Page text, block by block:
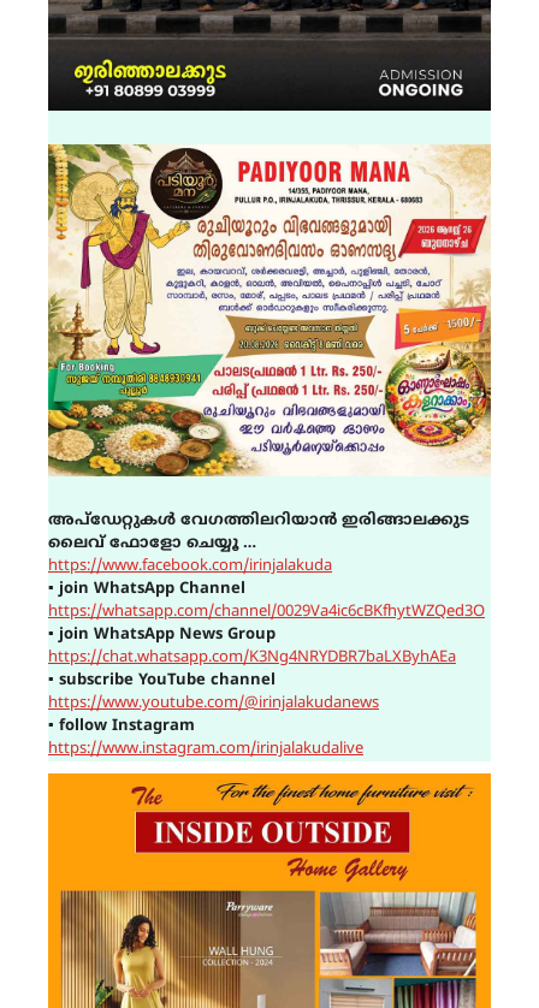
അപ്ഡേറ്റുകൾ വേഗത്തിലറിയാൻ ഇരിങ്ങാലക്കുട
ലൈവ് ഫോളോ ചെയ്യൂ …
https://www.facebook.com/irinjalakuda
▪ join WhatsApp Channel
https://whatsapp.com/channel/0029Va4ic6cBKfhytWZQed3O
▪ join WhatsApp News Group
https://chat.whatsapp.com/K3Ng4NRYDBR7baLXByhAEa
▪ subscribe YouTube channel
https://www.youtube.com/@irinjalakudanews
▪ follow Instagram
https://www.instagram.com/irinjalakudalive